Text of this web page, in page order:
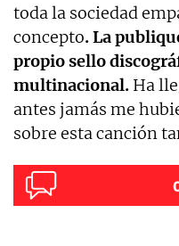
toda la sociedad
concepto. La
propio sello
multinacional. Ha
antes jamás me
sobre esta canción